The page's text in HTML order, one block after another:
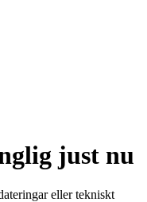
just nu
eller tekniskt